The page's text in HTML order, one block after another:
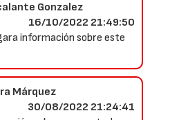
Gonzalez
16/10/2022 21:49:50
información sobre este
Márquez
30/08/2022 21:24:41